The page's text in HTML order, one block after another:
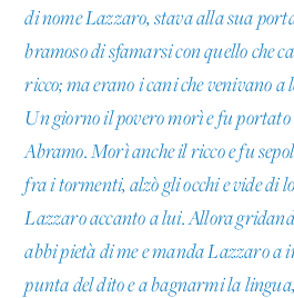
di nome Lazzaro, stava alla sua
bramoso di sfamarsi con quello che
ricco; ma erano i cani che venivano a
Un giorno il povero morì e fu portato
Abramo. Morì anche il ricco e fu
fra i tormenti, alzò gli occhi e vide di
Lazzaro accanto a lui. Allora
abbi pietà di me e manda Lazzaro a
punta del dito e a bagnarmi la